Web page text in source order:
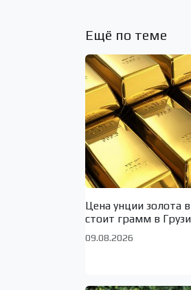
Ещё по теме
Цена унции золота
стоит грамм в
09.08.2026